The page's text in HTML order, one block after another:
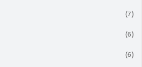
(7)
(6)
(6)